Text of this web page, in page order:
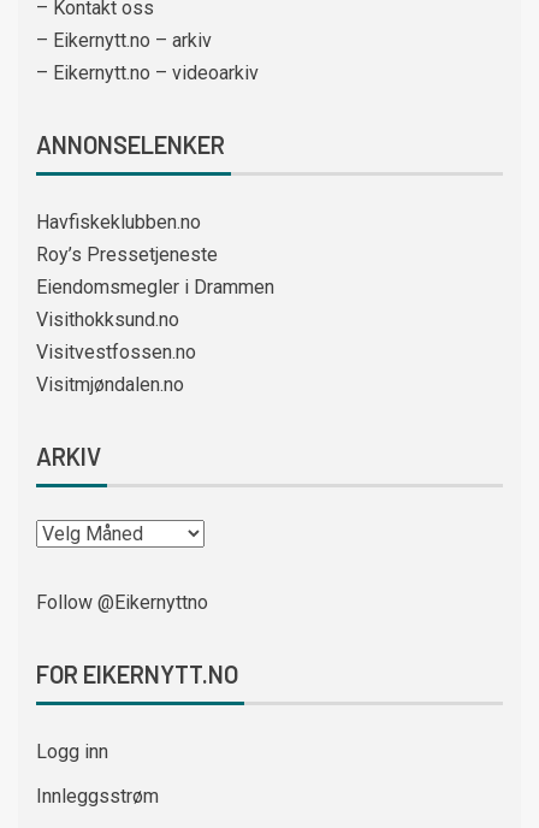
– Kontakt oss
– Eikernytt.no – arkiv
– Eikernytt.no – videoarkiv
ANNONSELENKER
Havfiskeklubben.no
Roy’s Pressetjeneste
Eiendomsmegler i Drammen
Visithokksund.no
Visitvestfossen.no
Visitmjøndalen.no
ARKIV
Follow @Eikernyttno
FOR EIKERNYTT.NO
Logg inn
Innleggsstrøm